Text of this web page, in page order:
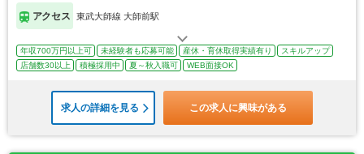
アクセス 東武大師線 大師前駅
年収700万円以上可 未経験者も応募可能 産休・育休取得実績有り
スキルアップ
店舗数30以上
積極採用中 夏～秋入職可 WEB面接OK
求人の詳細を見る この求人に興味がある